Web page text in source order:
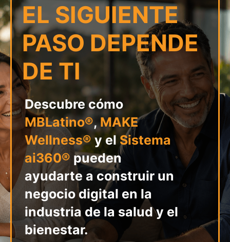
EL SIGUIENTE
PASO DEPENDE
DE TI
Descubre cómo
MBLatino®,MAKE
Wellness® y el Sistema
ai360® pueden
ayudarte a construir un
negocio digital en la
industria de la salud y el
bienestar.